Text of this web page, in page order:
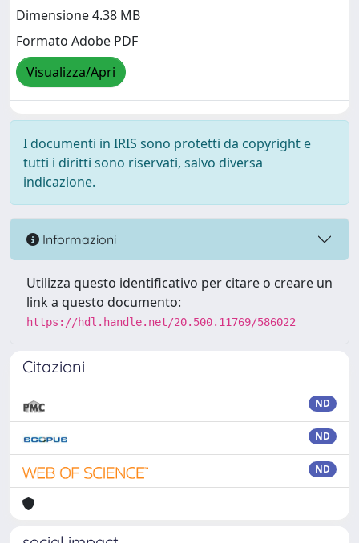
Dimensione 4.38 MB
Formato Adobe PDF
Visualizza/Apri
I documenti in IRIS sono protetti da copyright e
tutti i diritti sono riservati, salvo diversa
indicazione.
Informazioni
Utilizza questo identificativo per citare o creare un
link a questo documento:
https://hdl.handle.net/20.500.11769/586022
Citazioni
ND
ND
ND